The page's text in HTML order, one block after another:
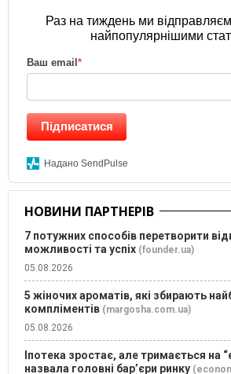
Раз на тиждень ми
найпопулярнішими
Ваш email *
Підписатися
Надано SendPulse
НОВИНИ ПАРТНЕРІВ
7 потужних способів перетворити
можливості та успіх (founder.ua)
05.08.2026
5 жіночих ароматів, які збирають
компліментів (margosha.com.ua)
05.08.2026
Іпотека зростає, але тримається на
назвала головні бар’єри ринку